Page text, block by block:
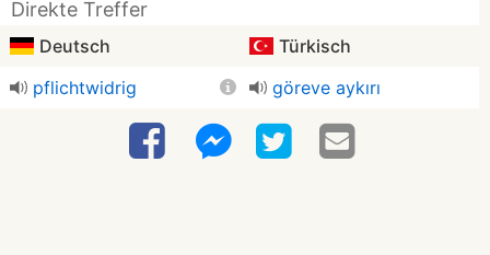
Direkte Treffer
Deutsch
Türkisch
pflichtwidrig
göreve aykırı